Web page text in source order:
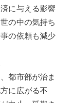
に与える影響
の中の気持ち
の依頼も減少
都市部が治ま
に広がる不